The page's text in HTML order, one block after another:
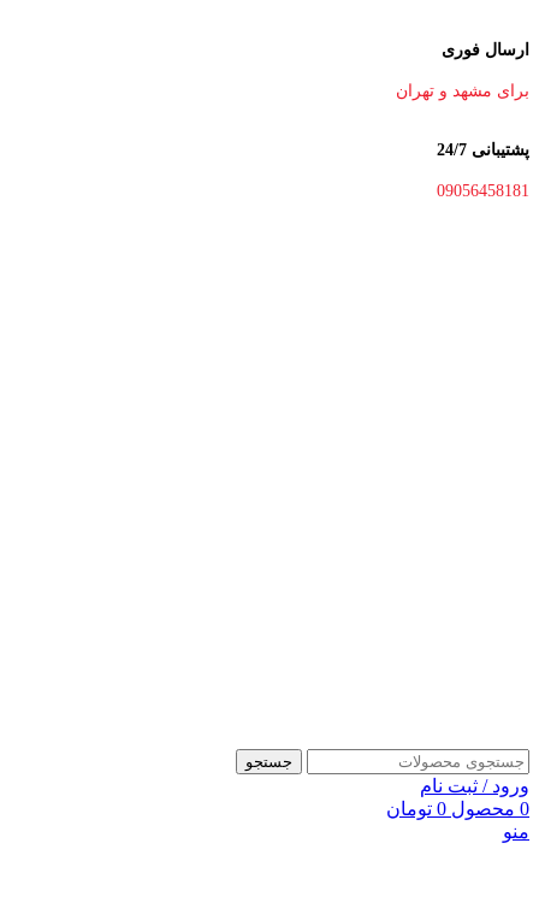
ارسال فوری
برای مشهد و تهران
پشتیبانی 24/7
09056458181
جستجو
ورود / ثبت نام
0 محصول 0 تومان
منو